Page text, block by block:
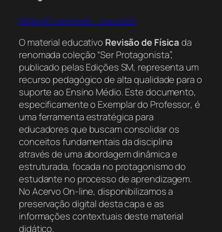
https://t.me/enem_resumos
O material educativo Revisão de Físicada
renomada coleção “Ser Protagonista”,
publicado pelas Edições SM, representa um
recurso pedagógico de alta qualidade para o
suporte ao Ensino Médio. Este documento,
especificamente o Exemplar do Professor, é
uma ferramenta estratégica para
educadores que buscam consolidar os
conceitos fundamentais da disciplina
através de uma abordagem dinâmica e
estruturada, focada no protagonismo do
estudante no processo de aprendizagem.
No Acervo On-line, disponibilizamos a
preservação digital desta capa e as
informações contextuais deste material
didático.